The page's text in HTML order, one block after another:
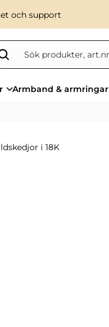
och support
Armband & armringar
i 18K